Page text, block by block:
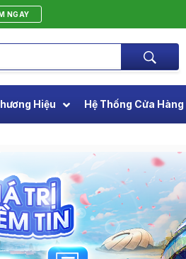
NGAY
Hiệu Hệ Thống Cửa Hàng